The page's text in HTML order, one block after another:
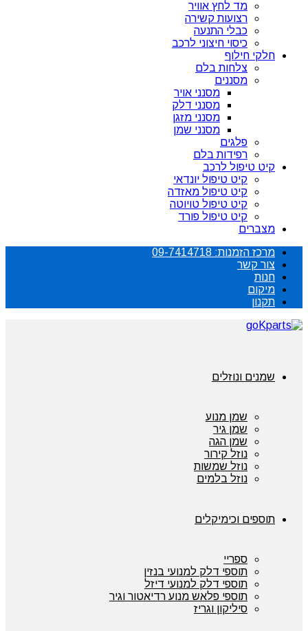
מד לחץ אוויר
רצועות קשירה
כבלי התנעה
כיסוי חיצוני לרכב
חלקי חילוף
צלחות בלם
מסננים
מסנני אויר
מסנני דלק
מסנני מזגן
מסנני שמן
פלגים
רפידות בלם
קיט טיפול לרכב
קיט טיפול יונדאי
קיט טיפול מאזדה
קיט טיפול טויוטה
קיט טיפול פורד
מצברים
מרכז הזמנות: 09-7414718
צור קשר
חנות
מיקום
תקנון
שמנים ונוזלים
שמן מנוע
שמן גיר
שמן הגה
נוזל קירור
נוזל שמשות
נוזל בלמים
תוספים וכימיקלים
ספריי
תוספי דלק למנועי בנזין
תוספי דלק למנועי דיזל
תוספי פלאש מנוע רדיאטור וגיר
סיליקון וגריז